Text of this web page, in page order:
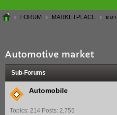
FORUM MARKETPLACE ตล
Automotive market
Sub-Forums
Automobile
Topics: 214 Posts: 2,755